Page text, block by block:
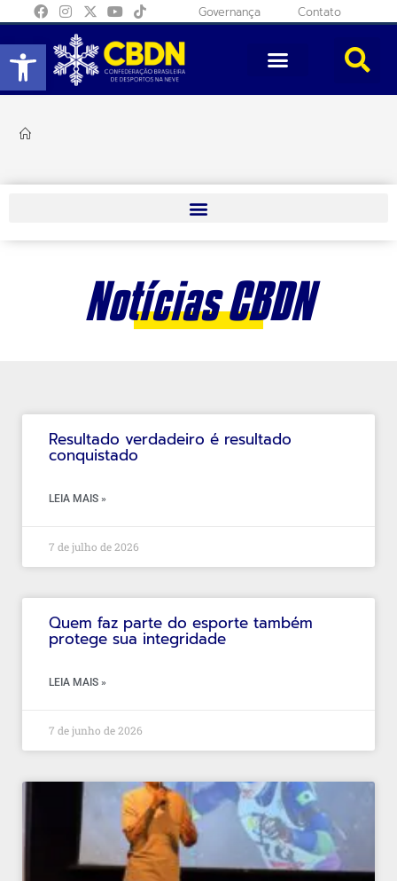
Abrir a barra de ferramentas
Governança Contato
Notícias CBDN
Resultado verdadeiro é resultado
conquistado
LEIA MAIS »
7 de julho de 2026
Quem faz parte do esporte também
protege sua integridade
LEIA MAIS »
7 de junho de 2026